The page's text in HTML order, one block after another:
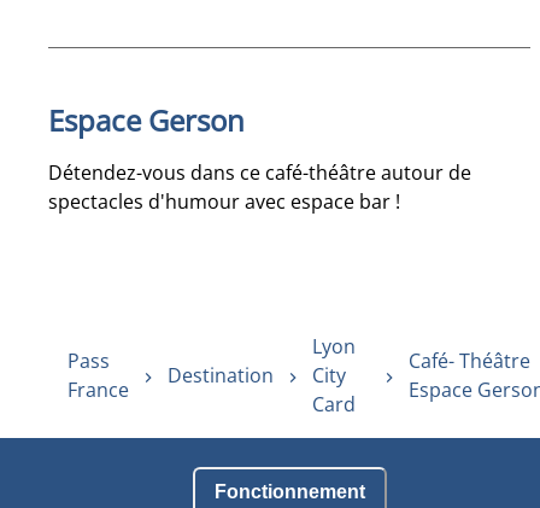
Espace Gerson
Détendez-vous dans ce café-théâtre autour de
spectacles d'humour avec espace bar !
Pass
France
Destination
Lyon
City
Card
Café- Théâtre
Espace
Fonctionnement